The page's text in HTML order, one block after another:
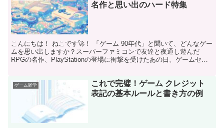
名作と思い出のハード特集
こんにちは！ ねこです🚀！ 「ゲーム 90年代」と聞いて、どんなゲー
ムを思い出しますか？スーパーファミコンで友達と夜通し遊んだ
RPGの名作、PlayStationの登場に衝撃を受けたあの日、ゲームセン
ゲーム雑学
これで完璧！ゲーム クレジット
表記の基本ルールと書き方の例